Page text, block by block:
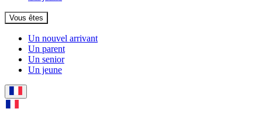
Vous êtes
Un nouvel arrivant
Un parent
Un senior
Un jeune